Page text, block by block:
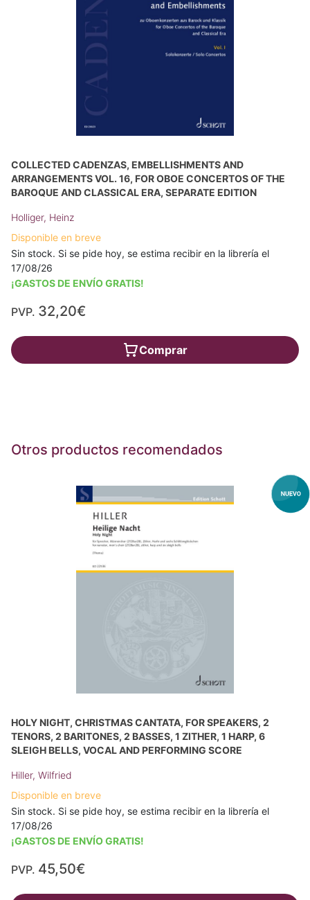
COLLECTED CADENZAS, EMBELLISHMENTS AND
ARRANGEMENTS VOL. 16, FOR OBOE CONCERTOS OF THE
BAROQUE AND CLASSICAL ERA, SEPARATE EDITION
Holliger, Heinz
Disponible en breve
Sin stock. Si se pide hoy, se estima recibir en la librería el
17/08/26
¡GASTOS DE ENVÍO GRATIS!
PVP. 32,20€
Comprar
Otros productos recomendados
HOLY NIGHT, CHRISTMAS CANTATA, FOR SPEAKERS, 2
TENORS, 2 BARITONES, 2 BASSES, 1 ZITHER, 1 HARP, 6
SLEIGH BELLS, VOCAL AND PERFORMING SCORE
Hiller, Wilfried
Disponible en breve
Sin stock. Si se pide hoy, se estima recibir en la librería el
17/08/26
¡GASTOS DE ENVÍO GRATIS!
PVP. 45,50€